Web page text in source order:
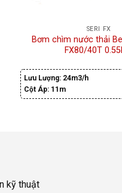
SERI FX
Bơm chìm nước thải
FX80/40T
Lưu Lượng: 24m3/h
Cột Áp: 11m
kỹ thuật